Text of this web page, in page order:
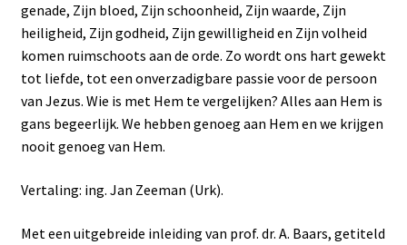
genade, Zijn bloed, Zijn schoonheid, Zijn waarde, Zijn
heiligheid, Zijn godheid, Zijn gewilligheid en Zijn volheid
komen ruimschoots aan de orde. Zo wordt ons hart gewekt
tot liefde, tot een onverzadigbare passie voor de persoon
van Jezus. Wie is met Hem te vergelijken? Alles aan Hem is
gans begeerlijk. We hebben genoeg aan Hem en we krijgen
nooit genoeg van Hem.
Vertaling: ing. Jan Zeeman (Urk).
Met een uitgebreide inleiding van prof. dr. A. Baars, getiteld